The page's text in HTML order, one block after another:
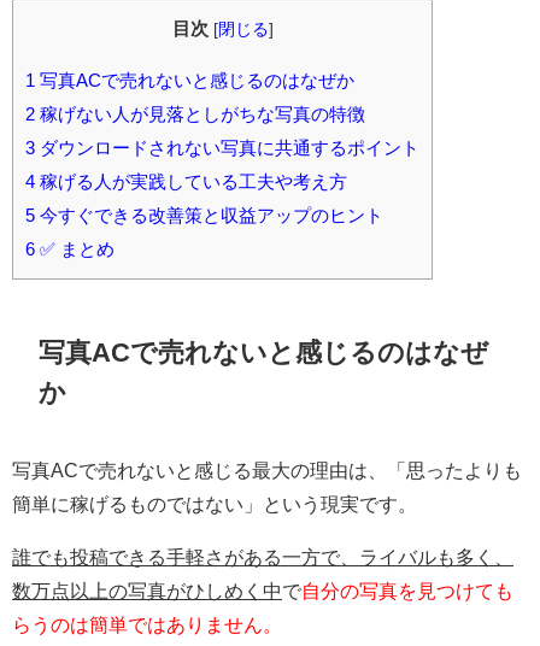
目次 [閉じる]
1 写真ACで売れないと感じるのはなぜか
2 稼げない人が見落としがちな写真の特徴
3 ダウンロードされない写真に共通するポイント
4 稼げる人が実践している工夫や考え方
5 今すぐできる改善策と収益アップのヒント
6 ✅ まとめ
写真ACで売れないと感じるのはなぜ
か
写真ACで売れないと感じる最大の理由は、「思ったよりも
簡単に稼げるものではない」という現実です。
誰でも投稿できる手軽さがある一方で、ライバルも多く、
数万点以上の写真がひしめく中で自分の写真を見つけても
らうのは簡単ではありません。